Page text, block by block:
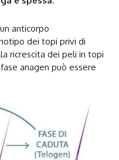
anticorpo
dei topi privi di
ricrescita dei peli in topi
anagen può essere